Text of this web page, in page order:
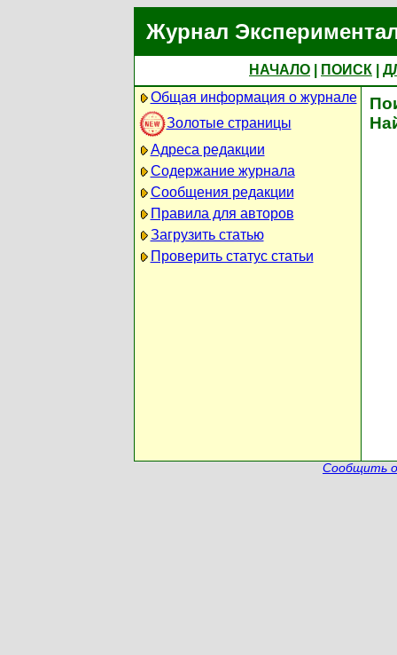
Журнал
НАЧАЛО ПОИСК
Общая информация о журнале
Золотые страницы
Адреса редакции
Содержание журнала
Сообщения редакции
Правила для авторов
Загрузить статью
Проверить статус статьи
Сообщить о